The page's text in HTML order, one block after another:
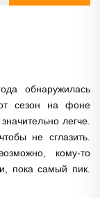
обнаружилась
сезон на фоне
легче.
не сглазить.
кому-то
пока самый пик.